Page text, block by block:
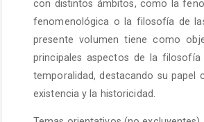
con distintos ámbitos, como la
fenomenológica o la filosofía de
presente volumen tiene como
principales aspectos de la
temporalidad, destacando su papel
existencia y la historicidad.